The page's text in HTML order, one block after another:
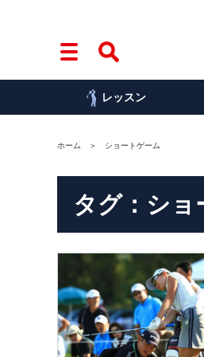
レッスン
ホーム ショートゲーム
タグ：ショ